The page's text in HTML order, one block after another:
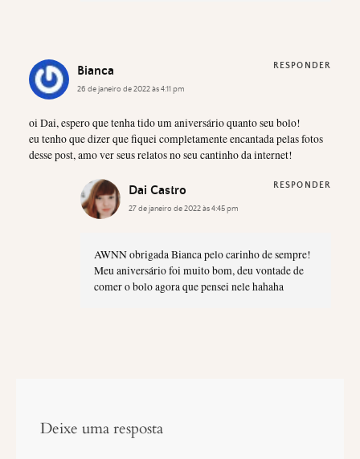
Bianca
26 de janeiro de 2022 às 4:11 pm
oi Dai, espero que tenha tido um aniversário quanto seu bolo!
eu tenho que dizer que fiquei completamente encantada pelas fotos
desse post, amo ver seus relatos no seu cantinho da internet!
RESPONDER
Dai Castro
27 de janeiro de 2022 às 4:45 pm
AWNN obrigada Bianca pelo carinho de sempre!
Meu aniversário foi muito bom, deu vontade de
comer o bolo agora que pensei nele hahaha
RESPONDER
Deixe uma resposta